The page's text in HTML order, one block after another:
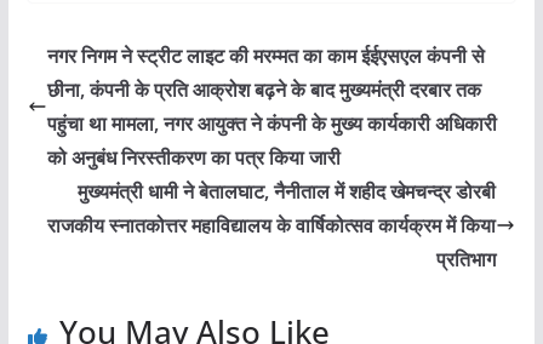
नगर निगम ने स्ट्रीट लाइट की मरम्मत का काम ईईएसएल कंपनी से
छीना, कंपनी के प्रति आक्रोश बढ़ने के बाद मुख्यमंत्री दरबार तक
पहुंचा था मामला, नगर आयुक्त ने कंपनी के मुख्य कार्यकारी अधिकारी
को अनुबंध निरस्तीकरण का पत्र किया जारी
मुख्यमंत्री धामी ने बेतालघाट, नैनीताल में शहीद खेमचन्द्र डोरबी
राजकीय स्नातकोत्तर महाविद्यालय के वार्षिकोत्सव कार्यक्रम में किया
प्रतिभाग
You May Also Like